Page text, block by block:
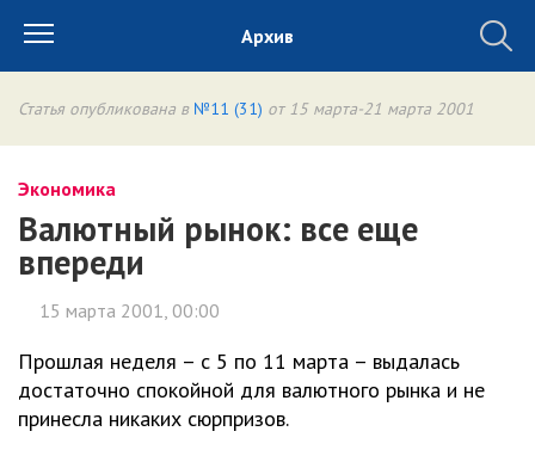
Архив
Статья опубликована в №11 (31) от 15 марта-21 марта 2001
Экономика
Валютный рынок: все еще
впереди
15 марта 2001, 00:00
Прошлая неделя – с 5 по 11 марта – выдалась
достаточно спокойной для валютного рынка и не
принесла никаких сюрпризов.